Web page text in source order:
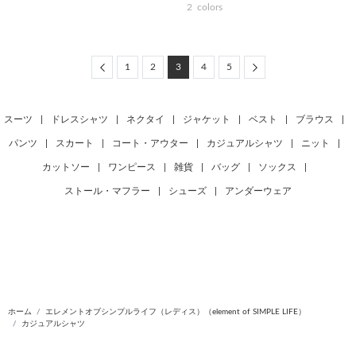
2 colors
Previous
1 2 3 4 5 Next
スーツ ドレスシャツ ネクタイ ジャケット ベスト ブラウス
パンツ スカート コート・アウター カジュアルシャツ ニット
カットソー ワンピース 雑貨 バッグ ソックス
ストール・マフラー シューズ アンダーウェア
ホーム
エレメントオブシンプルライフ（レディス）（element of SIMPLE LIFE）
カジュアルシャツ